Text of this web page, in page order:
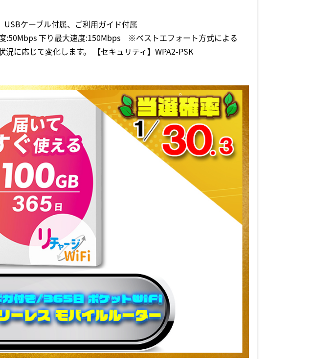
USBケーブル付属、ご利用ガイド付属
:50Mbps 下り最大速度:150Mbps ※ベストエフォート方式による
に応じて変化します。 【セキュリティ】WPA2-PSK